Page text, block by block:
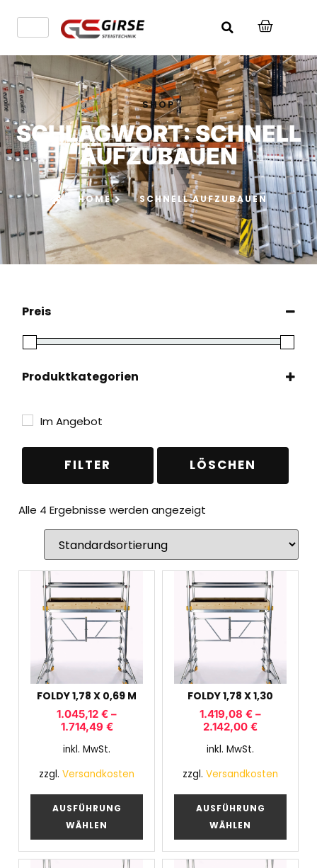
SHOP
SCHLAGWORT: SCHNELL
AUFZUBAUEN
HOME SCHNELL AUFZUBAUEN
Preis
Produktkategorien
Fahrgerüste
Im Angebot
FILTER LÖSCHEN
Alle 4 Ergebnisse werden angezeigt
FOLDY 1,78 X 0,69 M
1.045,12 € –
1.714,49 €
inkl. MwSt.
zzgl. Versandkosten
AUSFÜHRUNG
WÄHLEN
FOLDY 1,78 X 1,30
1.419,08 € –
2.142,00 €
inkl. MwSt.
zzgl. Versandkosten
AUSFÜHRUNG
WÄHLEN